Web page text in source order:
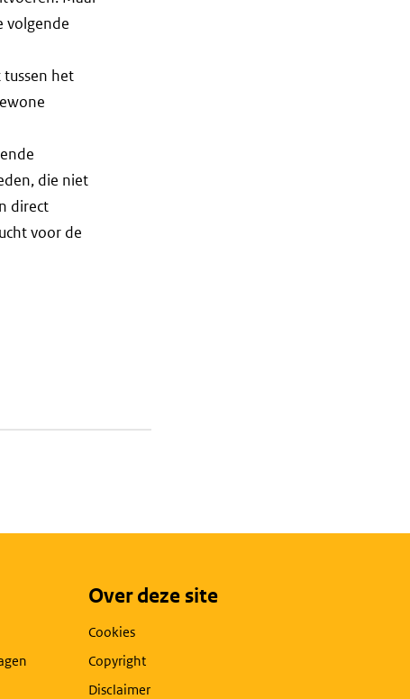
volgende
het
die niet
direct
voor de
Over deze site
Cookies
Copyright
Disclaimer